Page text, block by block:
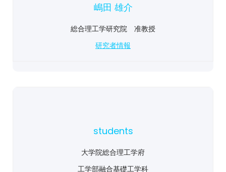
嶋田 雄介
総合理工学研究院 准教授
研究者情報
students
大学院総合理工学府
工学部融合基礎工学科